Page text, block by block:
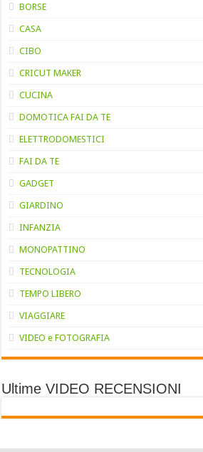
BORSE
CASA
CIBO
CRICUT MAKER
CUCINA
DOMOTICA FAI DA TE
ELETTRODOMESTICI
FAI DA TE
GADGET
GIARDINO
INFANZIA
MONOPATTINO
TECNOLOGIA
TEMPO LIBERO
VIAGGIARE
VIDEO e FOTOGRAFIA
Ultime VIDEO RECENSIONI